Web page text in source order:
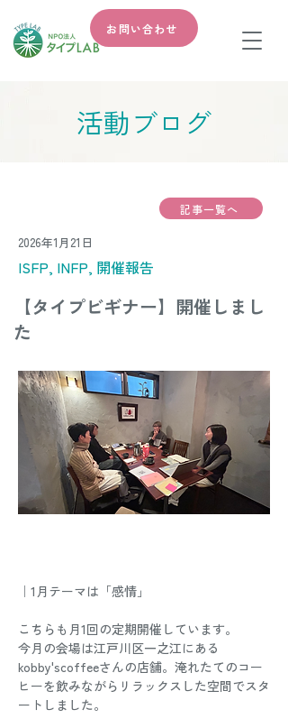
お問い合わせ
​活動ブログ
記事一覧へ
2026年1月21日
ISFP, INFP, 開催報告
【タイプビギナー】開催しまし
た
｜1月テーマは「感情」
こちらも月1回の定期開催しています。
今月の会場は江戸川区一之江にある
kobby'scoffeeさんの店舗。淹れたてのコー
ヒーを飲みながらリラックスした空間でスタ
ートしました。